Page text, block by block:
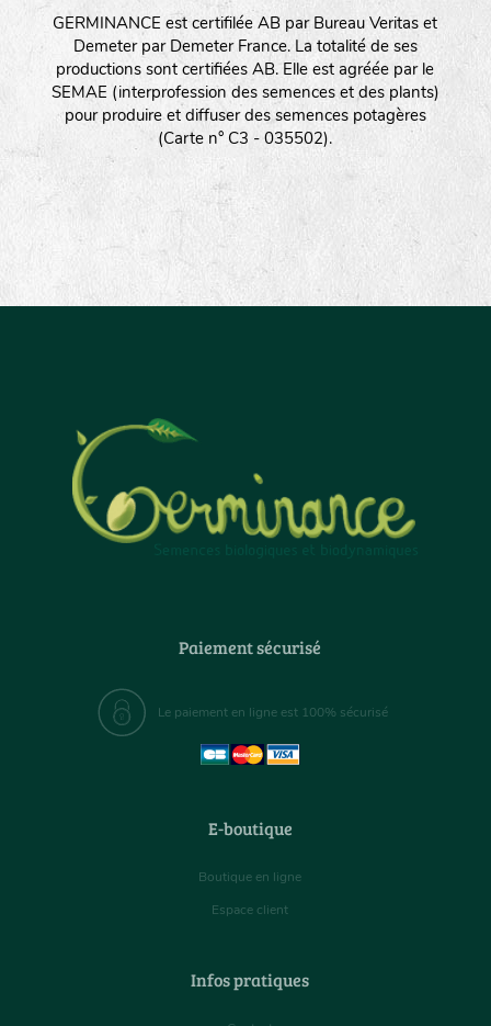
GERMINANCE est certifilée AB par Bureau Veritas et
Demeter par Demeter France. La totalité de ses
productions sont certifiées AB. Elle est agréée par le
SEMAE (interprofession des semences et des plants)
pour produire et diffuser des semences potagères
(Carte n° C3 - 035502).
Paiement sécurisé
Le paiement en ligne est 100% sécurisé
E-boutique
Boutique en ligne
Espace client
Infos pratiques